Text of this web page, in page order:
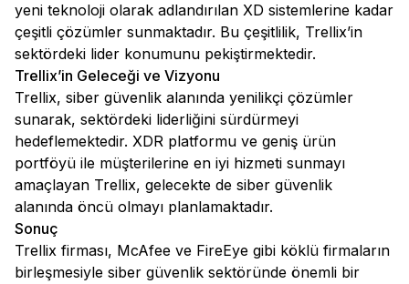
yeni teknoloji olarak adlandırılan XD sistemlerine kadar
çeşitli çözümler sunmaktadır. Bu çeşitlilik, Trellix’in
sektördeki lider konumunu pekiştirmektedir.
Trellix’in Geleceği ve Vizyonu
Trellix, siber güvenlik alanında yenilikçi çözümler
sunarak, sektördeki liderliğini sürdürmeyi
hedeflemektedir. XDR platformu ve geniş ürün
portföyü ile müşterilerine en iyi hizmeti sunmayı
amaçlayan Trellix, gelecekte de siber güvenlik
alanında öncü olmayı planlamaktadır.
Sonuç
Trellix firması, McAfee ve FireEye gibi köklü firmaların
birleşmesiyle siber güvenlik sektöründe önemli bir